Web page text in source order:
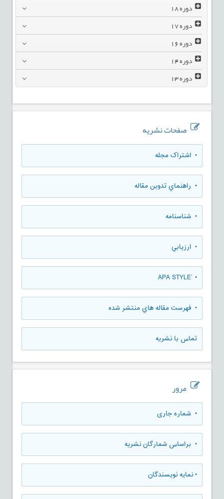
دوره18
دوره17
دوره16
دوره14
دوره13
صفحات نشریه
• اشتراک مجله
• راهنماي تدوين مقاله
• شناسنامه
• ارزيابي
• َAPA STYLE
• فهرست مقاله هاي منتشر شده
تماس با نشریه
مرور
• شماره جاری
• براساس شمارگان نشریه
•نمایه نویسندگان